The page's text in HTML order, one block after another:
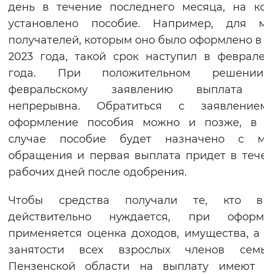
Вернуть стандартные настройки
день в течение последнего месяца, на
установлено пособие. Например, для
получателей, которым оно было оформлено
2023 года, такой срок наступил в
года. При положительном
февральскому заявлению выплата
непрерывна. Обратиться с
оформление пособия можно и позже, в
случае пособие будет назначено с
обращения и первая выплата придет в
рабочих дней после одобрения.
Чтобы средства получали те, кто
действительно нуждается, при
применяется оценка доходов, имущества, а
занятости всех взрослых членов
Пензенской области на выплату имеют